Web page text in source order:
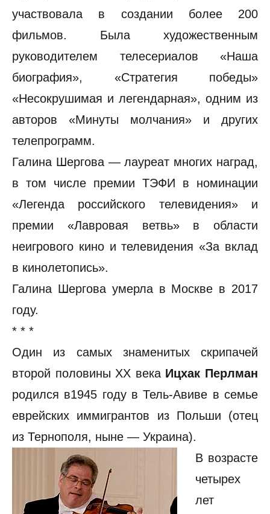
участвовала в создании более 200
фильмов. Была художественным
руководителем телесериалов «Наша
биография», «Стратегия победы»
«Несокрушимая и легендарная», одним из
авторов «Минуты молчания» и других
телепрограмм.
Галина Шергова — лауреат многих наград,
в том числе премии ТЭФИ в номинации
«Легенда российского телевидения» и
премии «Лавровая ветвь» в области
неигрового кино и телевидения «За вклад
в кинолетопись».
Галина Шергова умерла в Москве в 2017
году.
* * *
Один из самых знаменитых скрипачей
второй половины XX века Ицхак Перлман
родился в1945 году в Тель-Авиве в семье
еврейских иммигрантов из Польши (отец
из Тернополя, ныне — Украина).
В возрасте
четырех
лет